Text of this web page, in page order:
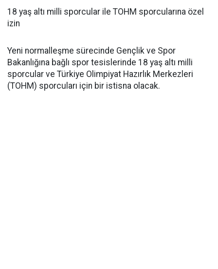
18 yaş altı milli sporcular ile TOHM sporcularına özel
izin
Yeni normalleşme sürecinde Gençlik ve Spor
Bakanlığına bağlı spor tesislerinde 18 yaş altı milli
sporcular ve Türkiye Olimpiyat Hazırlık Merkezleri
(TOHM) sporcuları için bir istisna olacak.